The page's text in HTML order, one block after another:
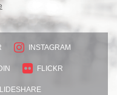
INSTAGRAM
FLICKR